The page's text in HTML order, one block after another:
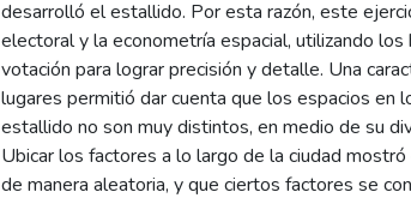
desarrolló el estallido. Por esta razón, este
electoral y la econometría espacial, utilizando
votación para lograr precisión y detalle. Una
lugares permitió dar cuenta que los espacios en
estallido no son muy distintos, en medio de su
Ubicar los factores a lo largo de la ciudad
de manera aleatoria, y que ciertos factores se